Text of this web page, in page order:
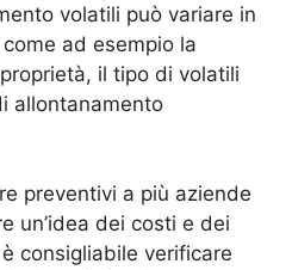
volatili può variare in
ad esempio la
il tipo di volatili
allontanamento
preventivi a più aziende
un’idea dei costi e dei
consigliabile verificare